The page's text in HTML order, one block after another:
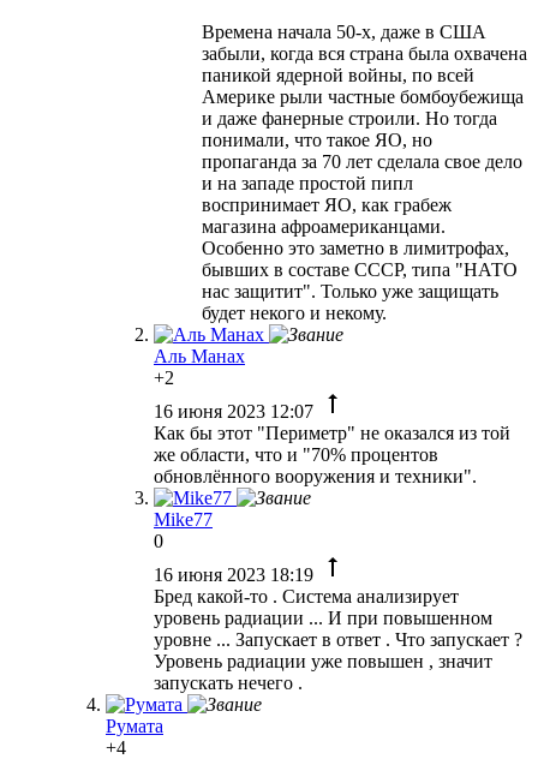
Времена начала 50-х, даже в США
забыли, когда вся страна была охвачена
паникой ядерной войны, по всей
Америке рыли частные бомбоубежища
и даже фанерные строили. Но тогда
понимали, что такое ЯО, но
пропаганда за 70 лет сделала свое дело
и на западе простой пипл
воспринимает ЯО, как грабеж
магазина афроамериканцами.
Особенно это заметно в лимитрофах,
бывших в составе СССР, типа "НАТО
нас защитит". Только уже защищать
будет некого и некому.
Аль Манах
+2
16 июня 2023 12:07
Как бы этот "Периметр" не оказался из той
же области, что и "70% процентов
обновлённого вооружения и техники".
Mike77
0
16 июня 2023 18:19
Бред какой-то . Система анализирует
уровень радиации ... И при повышенном
уровне ... Запускает в ответ . Что запускает ?
Уровень радиации уже повышен , значит
запускать нечего .
Румaтa
+4